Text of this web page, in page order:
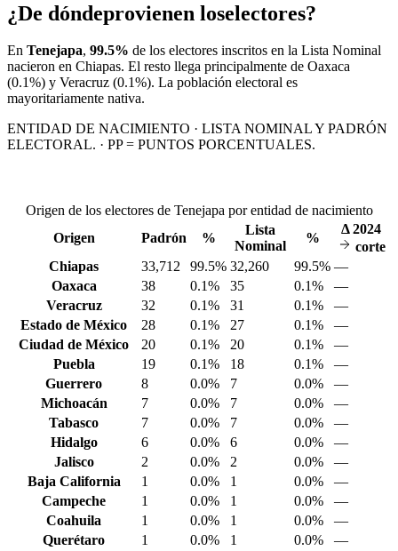
¿De dóndeprovienen loselectores?
En Tenejapa, 99.5% de los electores inscritos en la Lista Nominal
nacieron en Chiapas. El resto llega principalmente de Oaxaca
(0.1%) y Veracruz (0.1%). La población electoral es
mayoritariamente nativa.
ENTIDAD DE NACIMIENTO · LISTA NOMINAL Y PADRÓN
ELECTORAL. · PP = PUNTOS PORCENTUALES.
Origen de los electores de Tenejapa por entidad de nacimiento
Origen
Padrón %
Lista
Nominal
%
Δ2024
corte
Chiapas
33,712 99.5% 32,260 99.5% —
Oaxaca
38 0.1% 35 0.1%
—
Veracruz
32 0.1% 31 0.1%
—
Estado de México
28 0.1% 27 0.1%
—
Ciudad de México
20 0.1% 20 0.1%
—
Puebla
19 0.1% 18 0.1%
—
Guerrero
8 0.0% 7 0.0%
—
Michoacán
7 0.0% 7 0.0%
—
Tabasco
7 0.0% 7 0.0%
—
Hidalgo
6 0.0% 6 0.0%
—
Jalisco
2 0.0% 2 0.0%
—
Baja California
1 0.0% 1 0.0%
—
Campeche
1 0.0% 1 0.0%
—
Coahuila
1 0.0% 1 0.0%
—
Querétaro
1 0.0% 1 0.0%
—